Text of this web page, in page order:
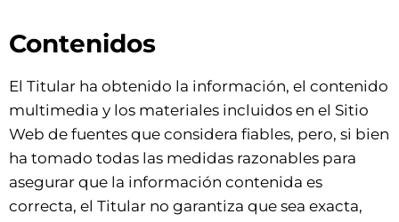
Contenidos
El Titular ha obtenido la información, el contenido
multimedia y los materiales incluidos en el Sitio
Web de fuentes que considera fiables, pero, si bien
ha tomado todas las medidas razonables para
asegurar que la información contenida es
correcta, el Titular no garantiza que sea exacta,